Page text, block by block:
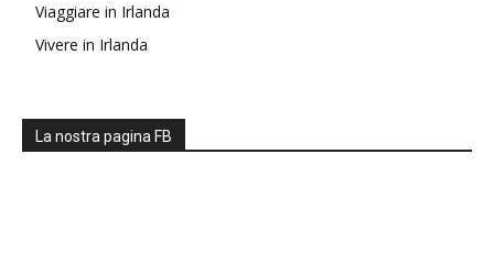
Viaggiare in Irlanda
Vivere in Irlanda
La nostra pagina FB